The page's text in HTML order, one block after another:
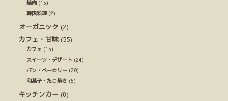
焼肉 (15)
韓国料理(2)
オーガニック (2)
カフェ・甘味(55)
カフェ (15)
スイーツ・デザート (24)
パン・ベーカリー (20)
和菓子・たこ焼き (5)
キッチンカー (0)